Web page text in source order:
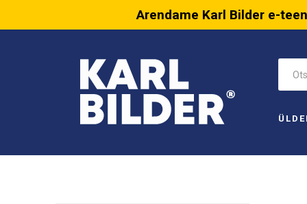
Arendame Karl Bilder e-